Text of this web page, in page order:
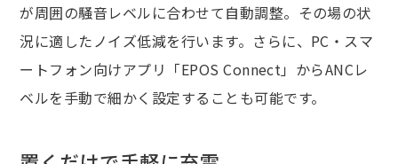
が周囲の騒音レベルに合わせて自動調整。その場の状
況に適したノイズ低減を行います。さらに、PC・スマ
ートフォン向けアプリ「EPOS Connect」からANCレ
ベルを手動で細かく設定することも可能です。